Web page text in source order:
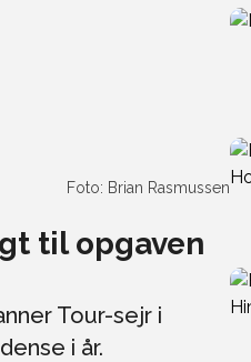
Foto: Brian Rasmussen
til opgaven
Tour-sejr i
i år.